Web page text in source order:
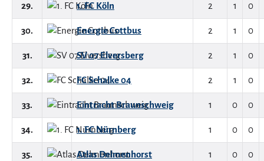
29. 1. FC Köln 2 1 0
30. Energie Cottbus 2 1 0
31. SV 07 Elversberg 2 1 0
32. FC Schalke 04 2 1 0
33. Eintracht Braunschweig 1 0 0
34. 1. FC Nürnberg 1 0 0
35. Atlas Delmenhorst 1 0 0